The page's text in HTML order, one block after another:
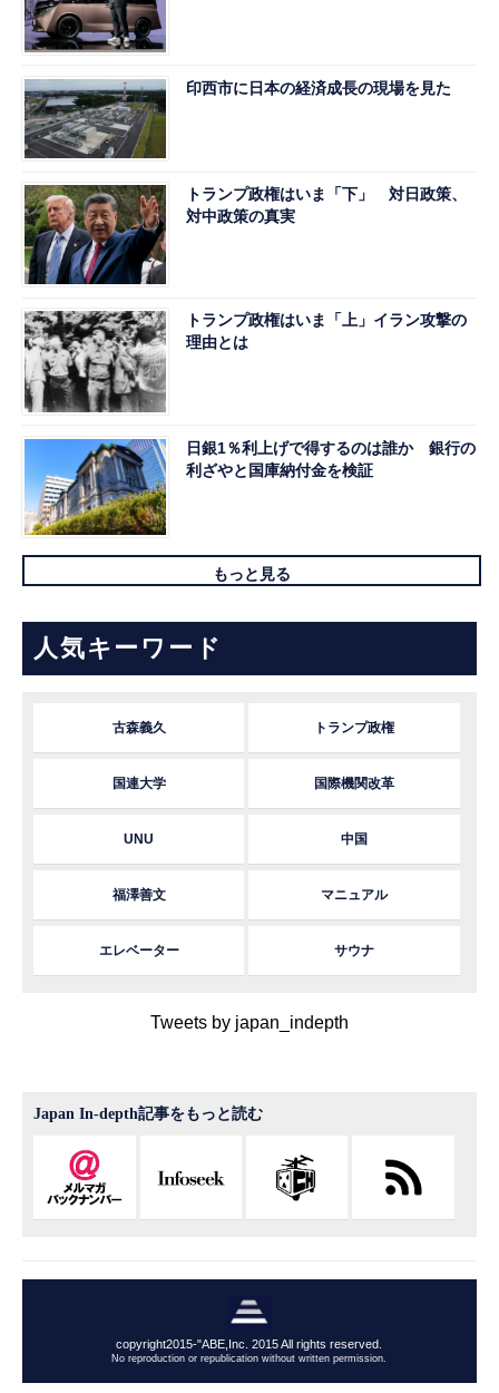
印西市に日本の経済成長の現場を見た
トランプ政権はいま「下」 対日政策、
対中政策の真実
トランプ政権はいま「上」イラン攻撃の
理由とは
日銀1％利上げで得するのは誰か 銀行の
利ざやと国庫納付金を検証
もっと見る
人気キーワード
古森義久 トランプ政権
国連大学 国際機関改革
UNU 中国
福澤善文 マニュアル
エレベーター サウナ
Tweets by japan_indepth
Japan In-depth記事をもっと読む
copyright2015-"ABE,Inc. 2015 All rights reserved.
No reproduction or republication without written permission.